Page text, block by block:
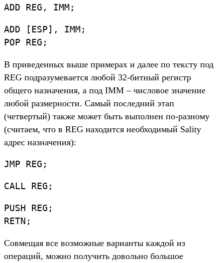
ADD REG, IMM;
ADD [ESP], IMM;
POP REG;
В приведенных выше примерах и далее по тексту под
REG подразумевается любой 32-битный регистр
общего назначения, а под IMM – числовое значение
любой размерности. Самый последний этап
(четвертый) также может быть выполнен по-разному
(считаем, что в REG находится необходимый Sality
адрес назначения):
JMP REG;
CALL REG;
PUSH REG;
RETN;
Совмещая все возможные варианты каждой из
операций, можно получить довольно большое